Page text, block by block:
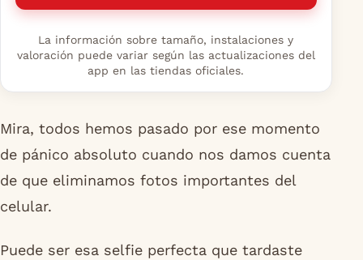
La información sobre tamaño, instalaciones y
valoración puede variar según las actualizaciones del
app en las tiendas oficiales.
Mira, todos hemos pasado por ese momento
de pánico absoluto cuando nos damos cuenta
de que eliminamos fotos importantes del
celular.
Puede ser esa selfie perfecta que tardaste